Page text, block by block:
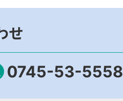
せ
0745-53-5558